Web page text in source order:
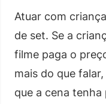
Atuar com
de set. Se a
filme paga o
mais do que
que a cena